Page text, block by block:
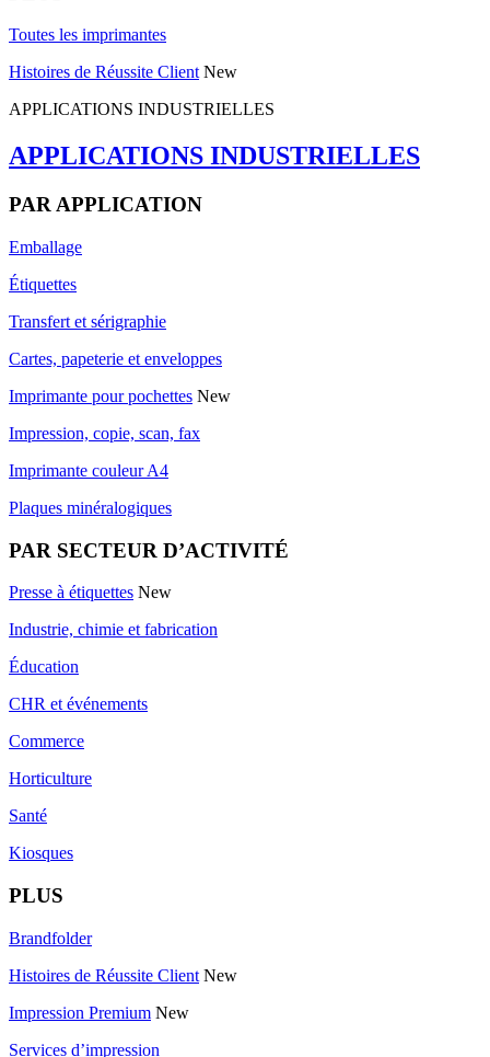
Toutes les imprimantes
Histoires de Réussite Client New
APPLICATIONS INDUSTRIELLES
APPLICATIONS INDUSTRIELLES
PAR APPLICATION
Emballage
Étiquettes
Transfert et sérigraphie
Cartes, papeterie et enveloppes
Imprimante pour pochettes New
Impression, copie, scan, fax
Imprimante couleur A4
Plaques minéralogiques
PAR SECTEUR D’ACTIVITÉ
Presse à étiquettes New
Industrie, chimie et fabrication
Éducation
CHR et événements
Commerce
Horticulture
Santé
Kiosques
PLUS
Brandfolder
Histoires de Réussite Client New
Impression Premium New
Services d’impression